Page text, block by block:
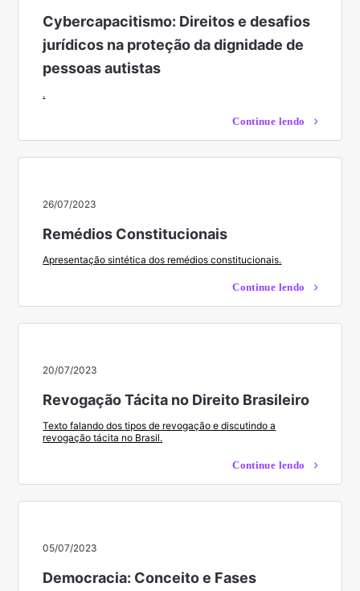
Cybercapacitismo: Direitos e desafios
jurídicos na proteção da dignidade de
pessoas autistas
.
Continue lendo
26/07/2023
Remédios Constitucionais
Apresentação sintética dos remédios constitucionais.
Continue lendo
20/07/2023
Revogação Tácita no Direito Brasileiro
Texto falando dos tipos de revogação e discutindo a
revogação tácita no Brasil.
Continue lendo
05/07/2023
Democracia: Conceito e Fases